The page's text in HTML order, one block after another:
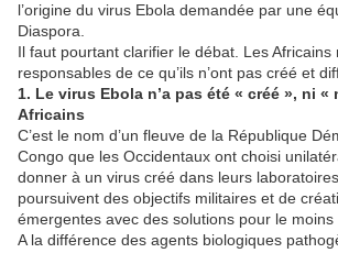
l’origine du virus Ebola demandée par une
Diaspora.
Il faut pourtant clarifier le débat. Les Africains
responsables de ce qu’ils n’ont pas créé et
1. Le virus Ebola n’a pas été « créé », ni «
Africains
C’est le nom d’un fleuve de la République
Congo que les Occidentaux ont choisi
donner à un virus créé dans leurs
poursuivent des objectifs militaires et de
émergentes avec des solutions pour le moins
A la différence des agents biologiques